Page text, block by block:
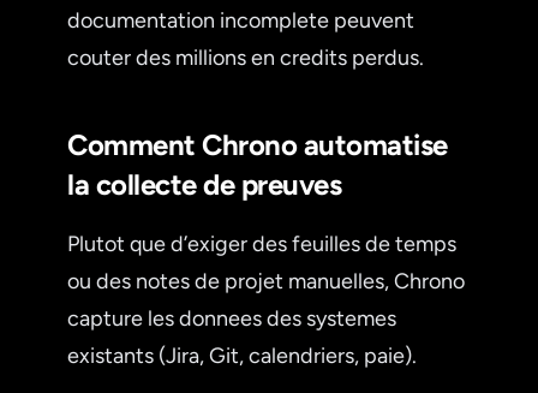
documentation incomplete peuvent
couter des millions en credits perdus.
Comment Chrono automatise
la collecte de preuves
Plutot que d’exiger des feuilles de temps
ou des notes de projet manuelles, Chrono
capture les donnees des systemes
existants (Jira, Git, calendriers, paie).